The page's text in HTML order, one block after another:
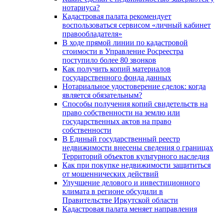
нотариуса?
Кадастровая палата рекомендует
воспользоваться сервисом «личный кабинет
правообладателя»
В ходе прямой линии по кадастровой
стоимости в Управление Росреестра
поступило более 80 звонков
Как получить копий материалов
государственного фонда данных
Нотариальное удостоверение сделок: когда
является обязательным?
Способы получения копий свидетельств на
право собственности на землю или
государственных актов на право
собственности
В Единый государственный реестр
недвижимости внесены сведения о границах
Территорий объектов культурного наследия
Как при покупке недвижимости защититься
от мошеннических действий
Улучшение делового и инвестиционного
климата в регионе обсудили в
Правительстве Иркутской области
Кадастровая палата меняет направления